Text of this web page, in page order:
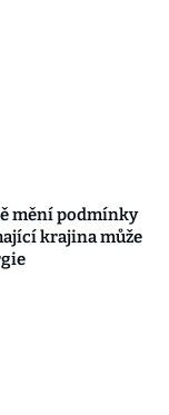
mění podmínky
krajina může